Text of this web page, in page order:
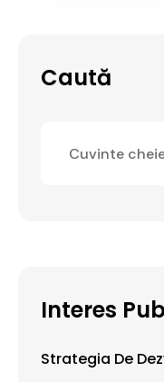
Caută
Interes
Strategia De